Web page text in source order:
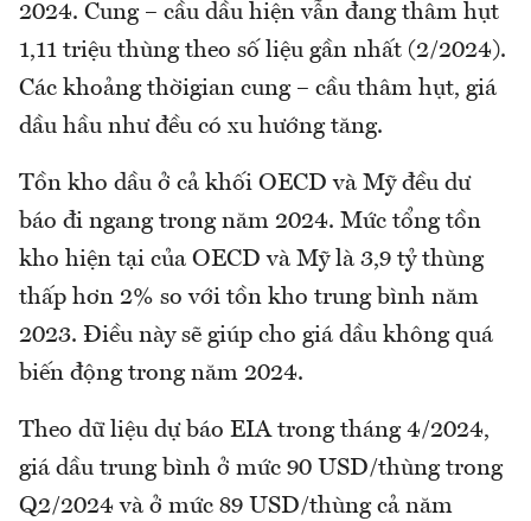
2024. Cung – cầu dầu hiện vẫn đang thâm hụt
1,11 triệu thùng theo số liệu gần nhất (2/2024).
Các khoảng thờigian cung – cầu thâm hụt, giá
dầu hầu như đều có xu hướng tăng.
Tồn kho dầu ở cả khối OECD và Mỹ đều dư
báo đi ngang trong năm 2024. Mức tổng tồn
kho hiện tại của OECD và Mỹ là 3,9 tỷ thùng
thấp hơn 2% so với tồn kho trung bình năm
2023. Điều này sẽ giúp cho giá dầu không quá
biến động trong năm 2024.
Theo dữ liệu dự báo EIA trong tháng 4/2024,
giá dầu trung bình ở mức 90 USD/thùng trong
Q2/2024 và ở mức 89 USD/thùng cả năm